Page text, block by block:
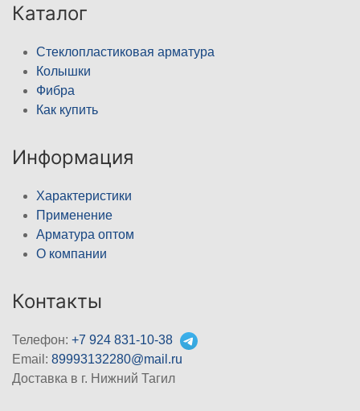
Каталог
Стеклопластиковая арматура
Колышки
Фибра
Как купить
Информация
Характеристики
Применение
Арматура оптом
О компании
Контакты
Телефон: +7 924 831-10-38
Email: 89993132280@mail.ru
Доставка в г. Нижний Тагил